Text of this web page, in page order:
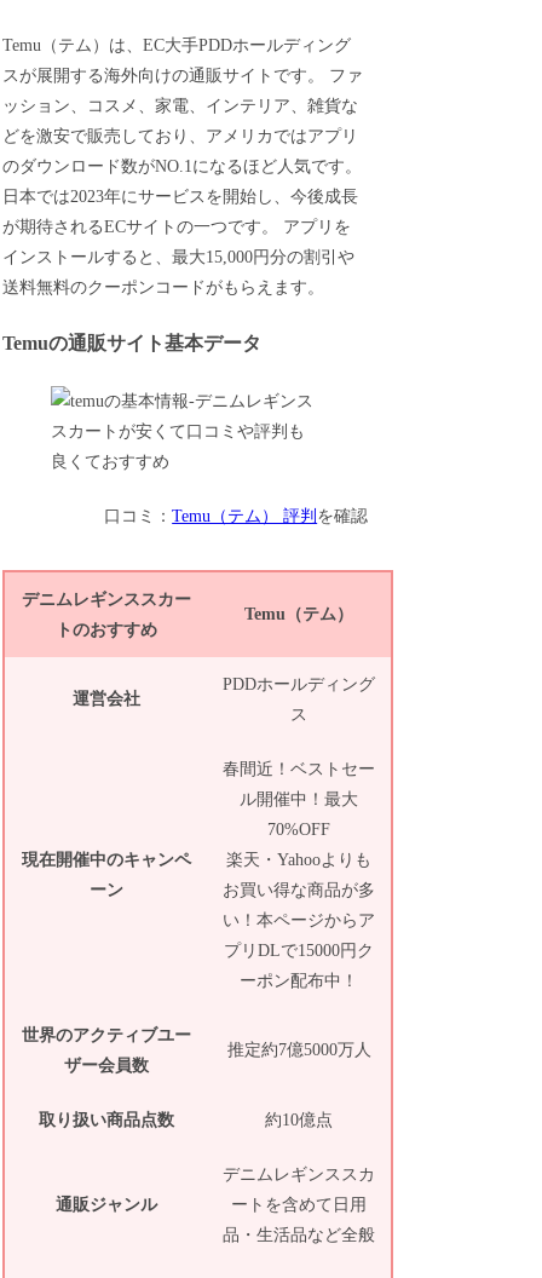
Temu（テム）は、EC大手PDDホールディング
スが展開する海外向けの通販サイトです。 ファ
ッション、コスメ、家電、インテリア、雑貨な
どを激安で販売しており、アメリカではアプリ
のダウンロード数がNO.1になるほど人気です。
日本では2023年にサービスを開始し、今後成長
が期待されるECサイトの一つです。 アプリを
インストールすると、最大15,000円分の割引や
送料無料のクーポンコードがもらえます。
Temuの通販サイト基本データ
口コミ：Temu（テム） 評判 を確認
デニムレギンススカー
トのおすすめ
Temu（テム）
運営会社
PDDホールディング
ス
現在開催中のキャンペ
ーン
春間近！ベストセー
ル開催中！最大
70%OFF
楽天・Yahooよりも
お買い得な商品が多
い！本ページからア
プリDLで15000円ク
ーポン配布中！
世界のアクティブユー
ザー会員数
推定約7億5000万人
取り扱い商品点数 約10億点
通販ジャンル
デニムレギンススカ
ートを含めて日用
品・生活品など全般